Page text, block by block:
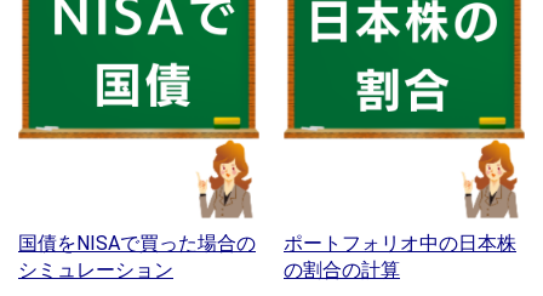
国債をNISAで買った場合の
シミュレーション
ポートフォリオ中の日本株
の割合の計算